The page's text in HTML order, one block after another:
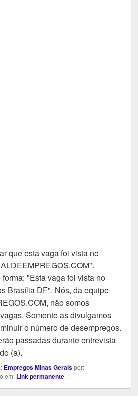
que esta vaga foi vista no
"Esta vaga foi vista no
Brasília DF". Nós, da equipe
não somos
Somente as divulgamos
o número de desempregos.
passadas durante entrevista
(a).
Empregos Minas Geraispor:
em: Link permanente.